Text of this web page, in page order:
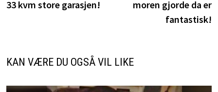
33 kvm store garasjen!
moren gjorde da er
fantastisk!
KAN VÆRE DU OGSÅ VIL LIKE